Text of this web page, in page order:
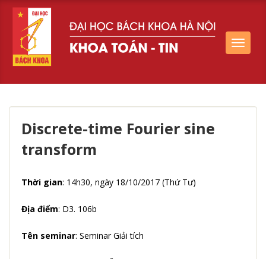
Toggle
Discrete-time Fourier sine
transform
Thời gian: 14h30, ngày 18/10/2017 (Thứ Tư)
Địa điểm: D3. 106b
Tên seminar: Seminar Giải tích